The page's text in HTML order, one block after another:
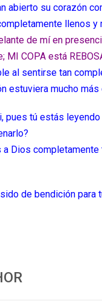
abierto su corazón
llenos y
de mí en
COPA está
al sentirse tan
estuviera mucho más
pues tú estás
Dios
de bendición para